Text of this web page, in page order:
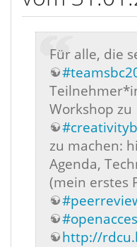
Für alle, die
Workshop zu
zu machen:
Agenda,
(mein erstes
http://